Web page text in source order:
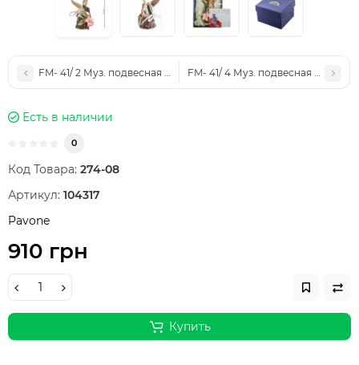
FM- 41/ 2 Муз. подвесная фигурка "Малиновка" (Pavone)
FM- 41/ 4 Муз. подвесная
Есть в наличии
0
Код Товара: 274-08
Артикул: 104317
Pavone
910 грн
Купить